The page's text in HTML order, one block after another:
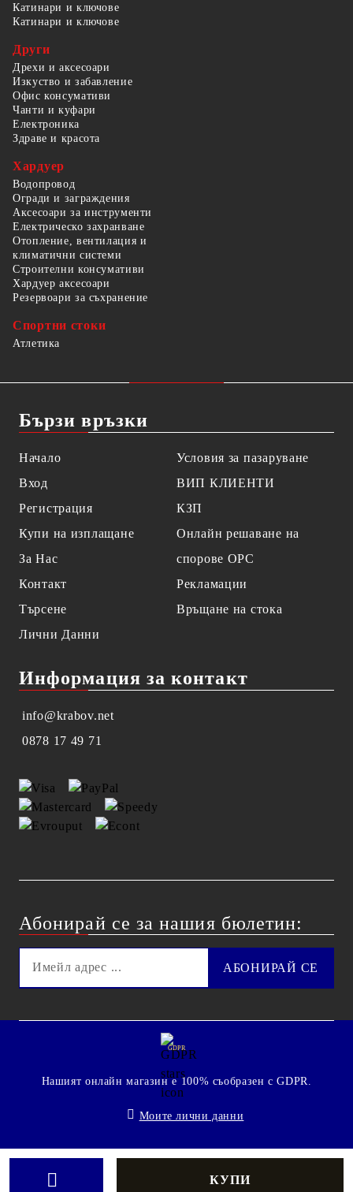
Катинари и ключове
Катинари и ключове
Други
Дрехи и аксесоари
Изкуство и забавление
Офис консумативи
Чанти и куфари
Електроника
Здраве и красота
Хардуер
Водопровод
Огради и заграждения
Аксесоари за инструменти
Електрическо захранване
Отопление, вентилация и
климатични системи
Строителни консумативи
Хардуер аксесоари
Резервоари за съхранение
Спортни стоки
Атлетика
Бързи връзки
Начало
Вход
Регистрация
Купи на изплащане
За Нас
Контакт
Търсене
Лични Данни
Условия за пазаруване
ВИП КЛИЕНТИ
КЗП
Онлайн решаване на
спорове OPC
Рекламации
Връщане на стока
Информация за контакт
info@krabov.net
0878 17 49 71
Абонирай се за нашия бюлетин:
GDPR
Нашият онлайн магазин е 100% съобразен с GDPR.
Моите лични данни